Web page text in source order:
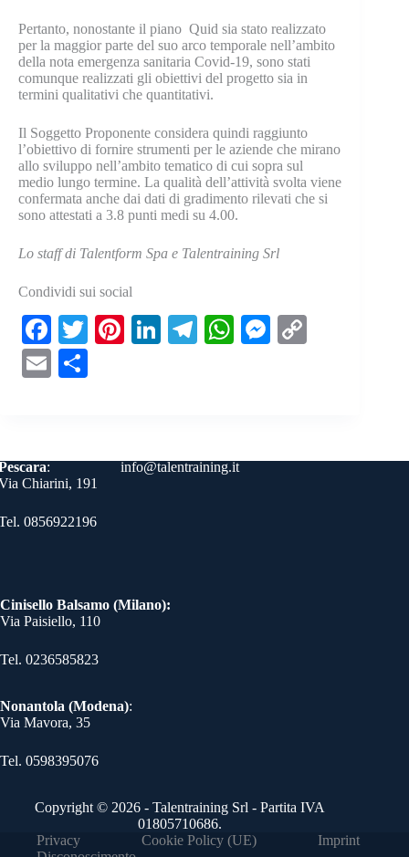
Pertanto, nonostante il piano Quid sia stato realizzato
per la maggior parte del suo arco temporale nell’ambito
della nota emergenza sanitaria Covid-19, sono stati
comunque realizzati gli obiettivi del progetto sia in
termini qualitativi che quantitativi.
Il Soggetto Proponente considera quindi raggiunto
l’obiettivo di fornire strumenti per le aziende che mirano
allo sviluppo nell’ambito tematico di cui sopra sul
medio lungo termine. La qualità dell’attività svolta viene
confermata anche dai dati di gradimento rilevati che si
sono attestati a 3.8 punti medi su 4.00.
Lo staff di Talentform Spa e Talentraining Srl
Condividi sui social
Fa
ce
bo
T
Pi
Li
Te W
M
E
di
info@talentraining.it
:
Chiarini, 191
0856922196
Cinisello Balsamo (Milano):
Via Paisiello, 110
Tel. 0236585823​
Nonantola (Modena):
Via Mavora, 35
Tel. 0598395076​
Copyright © 2026 - Talentraining Srl - Partita IVA
01805710686.
Privacy
Cookie Policy (UE)
Imprint